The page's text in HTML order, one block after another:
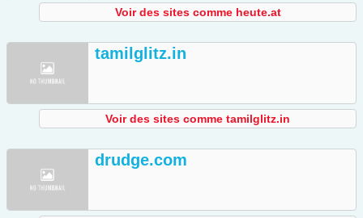
Voir des sites comme heute.at
tamilglitz.in
Voir des sites comme tamilglitz.in
drudge.com